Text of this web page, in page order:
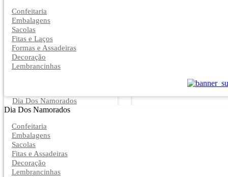
Confeitaria
Embalagens
Sacolas
Fitas e Laços
Formas e Assadeiras
Decoração
Lembrancinhas
Dia Dos Namorados
Dia Dos Namorados
Confeitaria
Embalagens
Sacolas
Fitas e Assadeiras
Decoração
Lembrancinhas